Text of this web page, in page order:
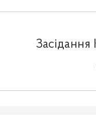
Засідання